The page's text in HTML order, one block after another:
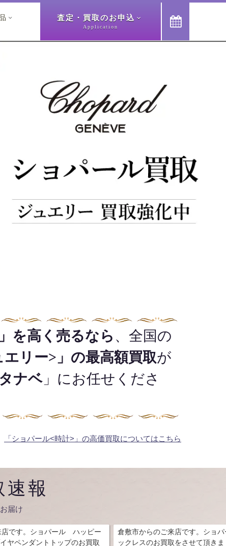

 査定・買取のお申込 
Application
を高く売るなら 、全国の
エリー>」の最高額買取が
ナベ 」にお任せくださ
「ショパール<時計>」の高価買取についてはこちら
速報
届け
ハッピー
のお買取
倉敷市からのご来店です。ショパール 750 ダイヤネ
ックレスのお買取をさせて頂きました。ありがとうご